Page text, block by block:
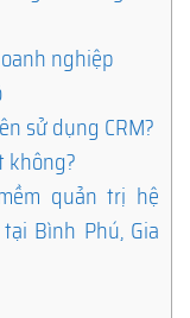
nghiệp
sử dụng CRM?
không?
quản trị hệ
Bình Phú, Gia